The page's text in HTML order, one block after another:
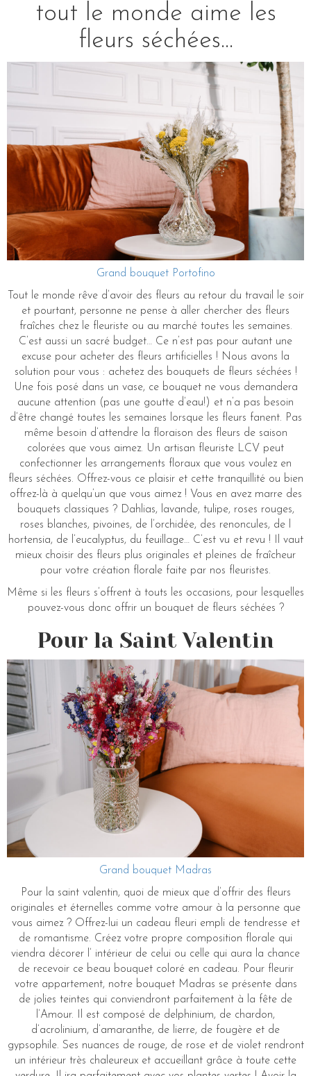
tout le monde aime les
fleurs séchées...
Grand bouquet Portofino
Tout le monde rêve d’avoir des fleurs au retour du travail le soir
et pourtant, personne ne pense à aller chercher des fleurs
fraîches chez le fleuriste ou au marché toutes les semaines.
C’est aussi un sacré budget… Ce n’est pas pour autant une
excuse pour acheter des fleurs artificielles ! Nous avons la
solution pour vous : achetez des bouquets de fleurs séchées !
Une fois posé dans un vase, ce bouquet ne vous demandera
aucune attention (pas une goutte d’eau!) et n’a pas besoin
d’être changé toutes les semaines lorsque les fleurs fanent. Pas
même besoin d’attendre la floraison des fleurs de saison
colorées que vous aimez. Un artisan fleuriste LCV peut
confectionner les arrangements floraux que vous voulez en
fleurs séchées. Offrez-vous ce plaisir et cette tranquillité ou bien
offrez-là à quelqu’un que vous aimez ! Vous en avez marre des
bouquets classiques ? Dahlias, lavande, tulipe, roses rouges,
roses blanches, pivoines, de l’orchidée, des renoncules, de l
hortensia, de l’eucalyptus, du feuillage… C’est vu et revu ! Il vaut
mieux choisir des fleurs plus originales et pleines de fraîcheur
pour votre création florale faite par nos fleuristes.
Même si les fleurs s’offrent à touts les occasions, pour lesquelles
pouvez-vous donc offrir un bouquet de fleurs séchées ?
Pour la Saint Valentin
Grand bouquet Madras
Pour la saint valentin, quoi de mieux que d’offrir des fleurs
originales et éternelles comme votre amour à la personne que
vous aimez ? Offrez-lui un cadeau fleuri empli de tendresse et
de romantisme. Créez votre propre composition florale qui
viendra décorer l’ intérieur de celui ou celle qui aura la chance
de recevoir ce beau bouquet coloré en cadeau. Pour fleurir
votre appartement, notre bouquet Madras se présente dans
de jolies teintes qui conviendront parfaitement à la fête de
l’Amour. Il est composé de delphinium, de chardon,
d’acrolinium, d’amaranthe, de lierre, de fougère et de
gypsophile. Ses nuances de rouge, de rose et de violet rendront
un intérieur très chaleureux et accueillant grâce à toute cette